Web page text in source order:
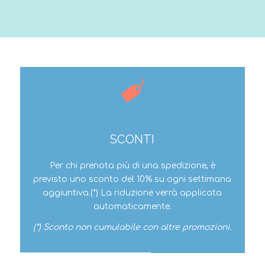
SCONTI
Per chi prenota più di una spedizione, è
previsto uno sconto del 10% su ogni settimana
aggiuntiva.(*) La riduzione verrà applicata
automaticamente.
(*) Sconto non cumulabile con altre promozioni.